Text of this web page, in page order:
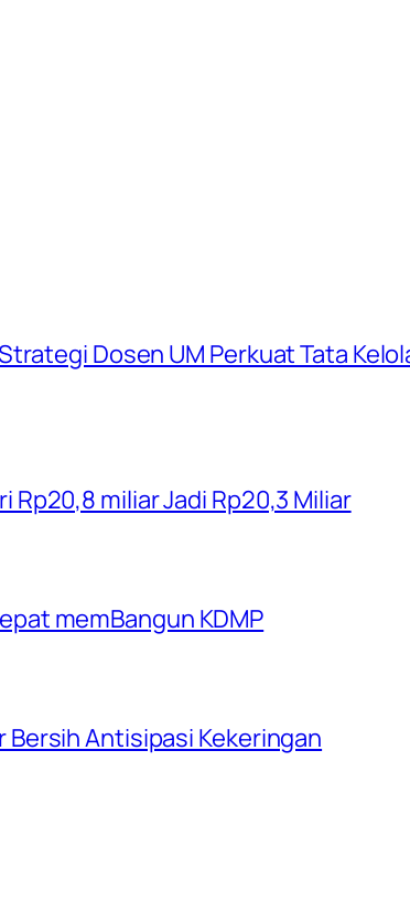
Dosen UM Perkuat Tata
Rp20,8 miliar Jadi Rp20,3 Miliar
memBangun KDMP
Bersih Antisipasi Kekeringan